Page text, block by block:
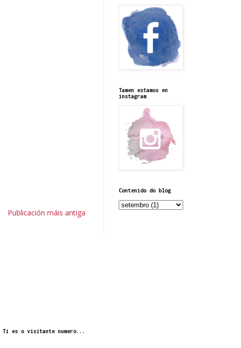
Publicación máis antiga
Tamen estamos en
instagram
Contenido do blog
Ti es o visitante numero...